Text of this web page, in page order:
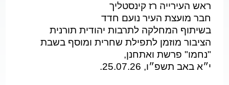
ראש העירייה רז קינסטליך
חבר מועצת העיר נועם חדד
בשיתוף המחלקה לתרבות יהודית תורנית
הציבור מוזמן לתפילת שחרית ומוסף בשבת
"נחמו" פרשת ואתחנן,
י״א באב תשפ״ו, 25.07.26.